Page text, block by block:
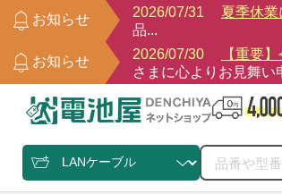
お知らせ
2026/07/31 夏季休業
品...
お知らせ
2026/07/30 【重要
さまに心よりお見舞い